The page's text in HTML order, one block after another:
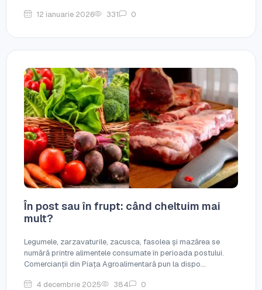
12 ianuarie 2026 331 0
În post sau în frupt: când cheltuim mai
mult?
Legumele, zarzavaturile, zacusca, fasolea și mazărea se
numără printre alimentele consumate în perioada postului.
Comercianții din Piața Agroalimentară pun la dispo...
4 decembrie 2025 384 0